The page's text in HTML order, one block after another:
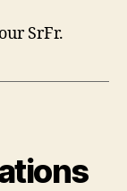
SrFr.